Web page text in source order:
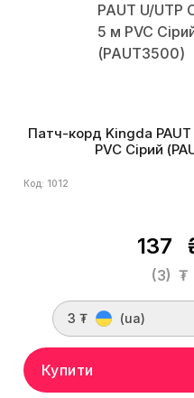
Патч-корд Kingda
PVC Сірий
Код: 1012
137
(3) ₮
3 ₮ (ua)
Купити